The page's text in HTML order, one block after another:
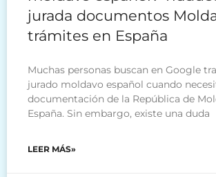
jurada documentos
trámites en España
Muchas personas buscan en Google
jurado moldavo español cuando
documentación de la República de
España. Sin embargo, existe una duda
LEER MÁS»